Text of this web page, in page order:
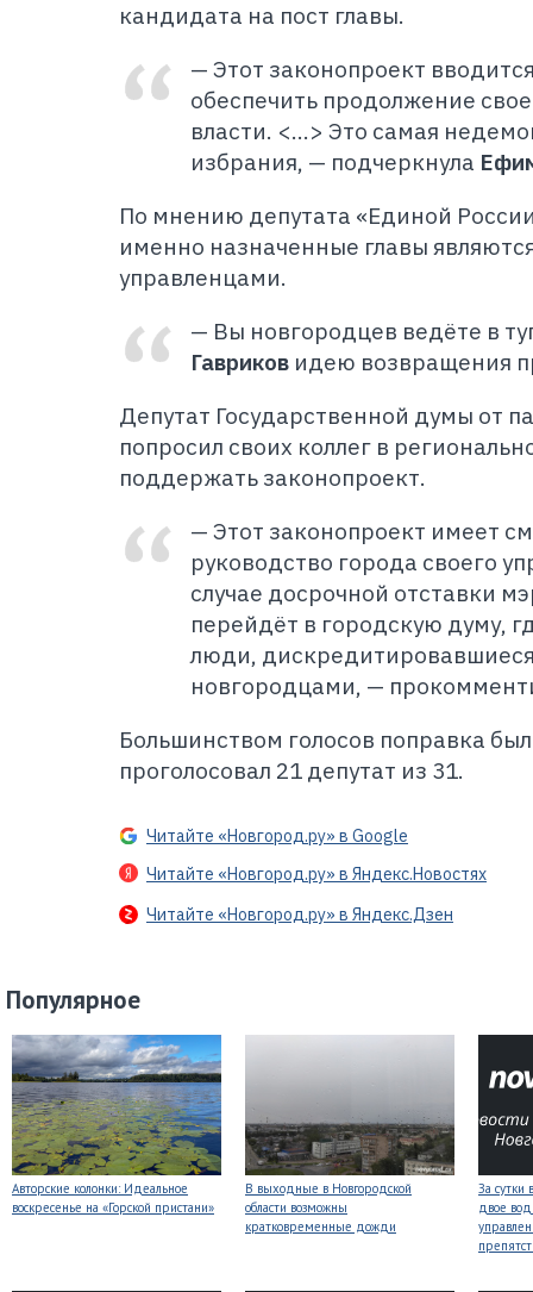
кандидата на пост главы.
— Этот законопроект
обеспечить продолжение
власти. <…> Это самая
избрания, — подчеркнула
По мнению депутата «Единой
именно назначенные главы
управленцами.
— Вы новгородцев ведёте в
Гавриков идею возвращения
Депутат Государственной думы от
попросил своих коллег в
поддержать законопроект.
— Этот законопроект имеет
руководство города своего
случае досрочной отставки
перейдёт в городскую думу,
люди,
новгородцами, —
Большинством голосов поправка
проголосовал 21 депутат из 31.
Читайте «Новгород.ру» в Google
Читайте «Новгород.ру» в Яндекс.Новостях
Читайте «Новгород.ру» в Яндекс.Дзен
Популярное
Авторские колонки: Идеальное
воскресенье на «Горской пристани»
В выходные в Новгородской
области возможны
кратковременные дожди
За сутки
двое